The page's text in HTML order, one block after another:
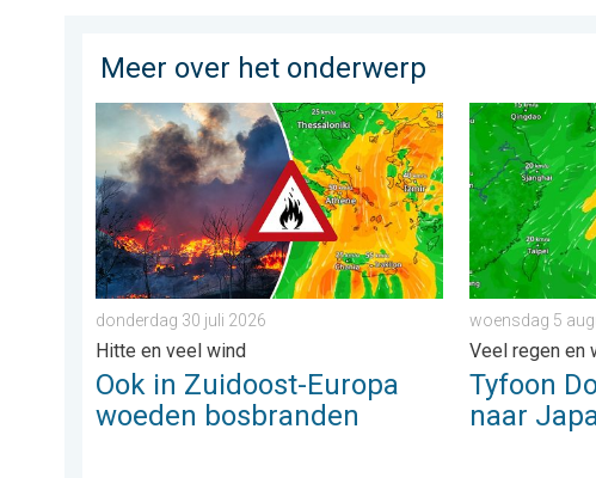
Meer over het onderwerp
Ook in Zuidoost-Europa woeden bosbranden. Hitte en veel
donderdag 30 juli 2026
Hitte en veel wind
Ook in Zuidoost-Europa
woeden bosbranden
Tyfoon
woensdag 5
Veel regen en
Tyfoon
naar